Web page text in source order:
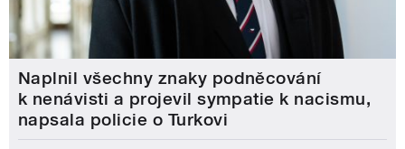
Naplnil všechny znaky podněcování
k nenávisti a projevil sympatie k nacismu,
napsala policie o Turkovi